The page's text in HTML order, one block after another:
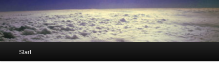
Start